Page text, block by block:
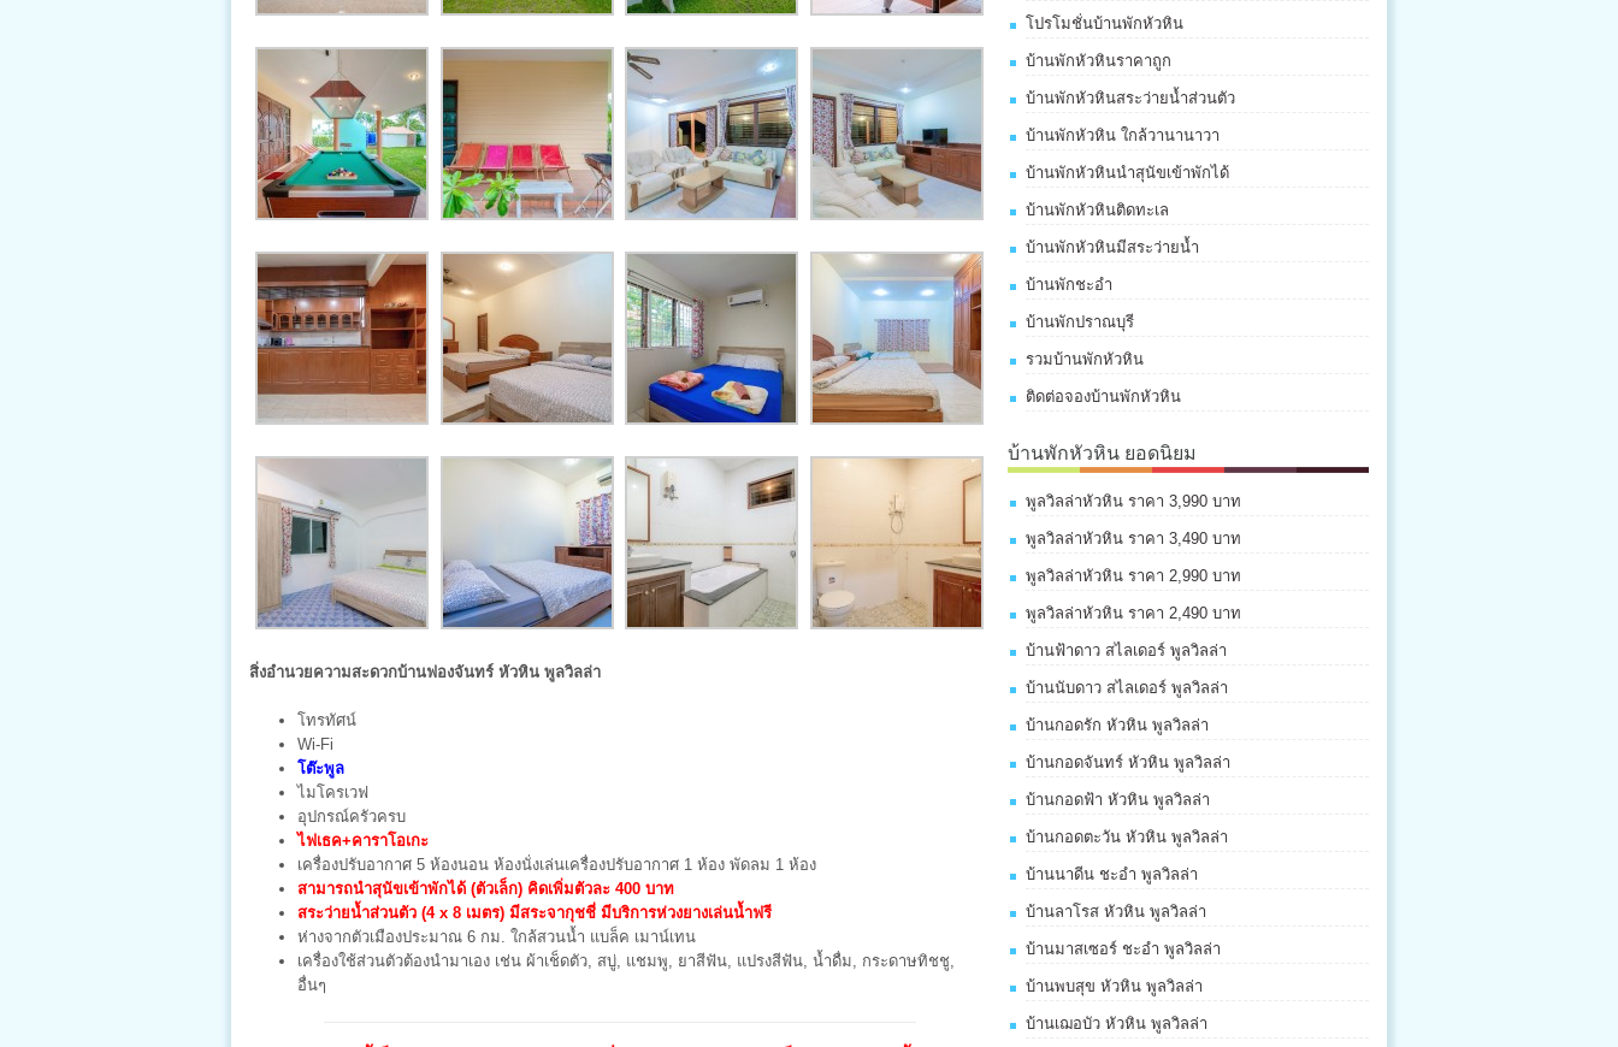
สิ่งอำนวยความสะดวกบ้านฟองจันทร์ หัวหิน พูลวิลล่า
โทรทัศน์
Wi-Fi
โต๊ะพูล
ไมโครเวฟ
อุปกรณ์ครัวครบ
ไฟเธค+คาราโอเกะ
เครื่องปรับอากาศ 5 ห้องนอน ห้องนั่งเล่นเครื่องปรับอากาศ 1 ห้อง พัดลม 1 ห้อง
สามารถนำสุนัขเข้าพักได้ (ตัวเล็ก) คิดเพิ่มตัวละ 400 บาท
สระว่ายน้ำส่วนตัว (4 x 8 เมตร) มีสระจากุชชี่ มีบริการห่วงยางเล่นน้ำฟรี
ห่างจากตัวเมืองประมาณ 6 กม. ใกล้สวนน้ำ แบล็ค เมาน์เทน
เครื่องใช้ส่วนตัวต้องนำมาเอง เช่น ผ้าเช็ดตัว, สบู่, แชมพู, ยาสีฟัน, แปรงสีฟัน, น้ำดื่ม, กระดาษทิชชู,
อื่นๆ
โปรโมชั่นบ้านพักหัวหิน
บ้านพักหัวหินราคาถูก
บ้านพักหัวหินสระว่ายน้ำส่วนตัว
บ้านพักหัวหิน ใกล้วานานาวา
บ้านพักหัวหินนำสุนัขเข้าพักได้
บ้านพักหัวหินติดทะเล
บ้านพักหัวหินมีสระว่ายน้ำ
บ้านพักชะอำ
บ้านพักปราณบุรี
รวมบ้านพักหัวหิน
ติดต่อจองบ้านพักหัวหิน
บ้านพักหัวหิน ยอดนิยม
พูลวิลล่าหัวหิน ราคา 3,990 บาท
พูลวิลล่าหัวหิน ราคา 3,490 บาท
พูลวิลล่าหัวหิน ราคา 2,990 บาท
พูลวิลล่าหัวหิน ราคา 2,490 บาท
บ้านฟ้าดาว สไลเดอร์ พูลวิลล่า
บ้านนับดาว สไลเดอร์ พูลวิลล่า
บ้านกอดรัก หัวหิน พูลวิลล่า
บ้านกอดจันทร์ หัวหิน พูลวิลล่า
บ้านกอดฟ้า หัวหิน พูลวิลล่า
บ้านกอดตะวัน หัวหิน พูลวิลล่า
บ้านนาดีน ชะอำ พูลวิลล่า
บ้านลาโรส หัวหิน พูลวิลล่า
บ้านมาสเซอร์ ชะอำ พูลวิลล่า
บ้านพบสุข หัวหิน พูลวิลล่า
บ้านเฌอบัว หัวหิน พูลวิลล่า